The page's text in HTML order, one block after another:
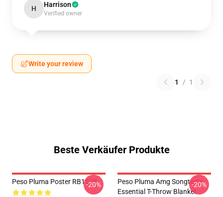
H Harrison
Verified owner
Write your review
1 / 1
Beste Verkäufer Produkte
Peso Pluma Poster RB1508
-20%
Peso Pluma Amg Songtexte
Essential T-Throw Blanket
-20%